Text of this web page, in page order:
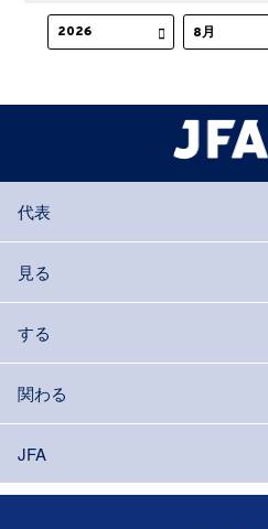
代表
見る
する
関わる
JFA